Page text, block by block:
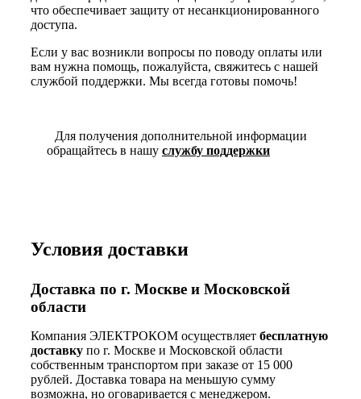
что обеспечивает защиту от несанкционированного
доступа.
Если у вас возникли вопросы по поводу оплаты или
вам нужна помощь, пожалуйста, свяжитесь с нашей
службой поддержки. Мы всегда готовы помочь!
Для получения дополнительной информации
обращайтесь в нашу службу поддержки
Условия доставки
Доставка по г. Москве и Московской
области
Компания ЭЛЕКТРОКОМ осуществляет бесплатную
доставку по г. Москве и Московской области
собственным транспортом при заказе от 15 000
рублей. Доставка товара на меньшую сумму
возможна, но оговаривается с менеджером.